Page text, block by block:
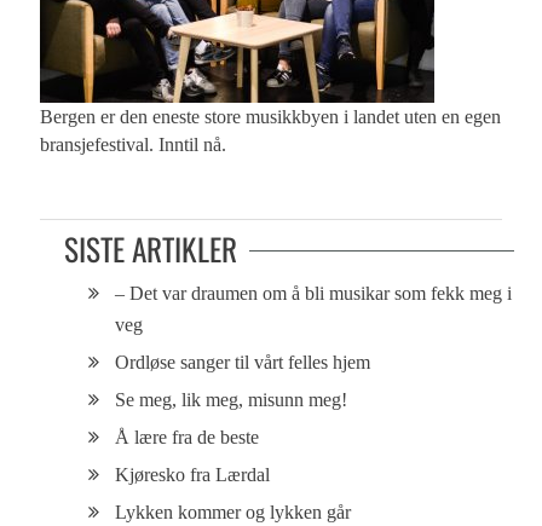
Bergen er den eneste store musikkbyen i landet uten en egen
bransjefestival. Inntil nå.
SISTE ARTIKLER
– Det var draumen om å bli musikar som fekk meg i
veg
Ordløse sanger til vårt felles hjem
Se meg, lik meg, misunn meg!
Å lære fra de beste
Kjøresko fra Lærdal
Lykken kommer og lykken går